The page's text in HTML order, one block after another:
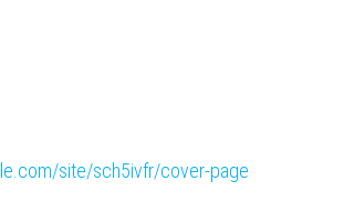
site/sch5ivfr/cover-page